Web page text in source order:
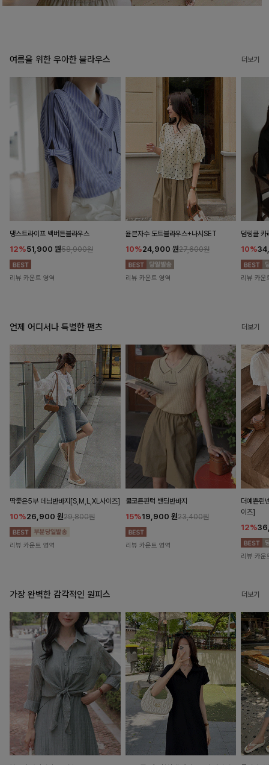
여름을 위한 우아한 블라우스 더보기
댕스트라이프 백버튼블라우스
12%51,900 원58,900원
리뷰 카운트 영역
율븐자수 도트블라우스+나시SET
10%24,900 원27,600원
리뷰 카운트 영역
덤링클 카
10%
리뷰 카운
언제 어디서나 특별한 팬츠 더보기
딱좋은5부 데님반바지[S,M,L,XL사이즈]
10%26,900 원29,800원
리뷰 카운트 영역
쿨코튼핀턱 밴딩반바지
15%19,900 원23,400원
리뷰 카운트 영역
더예쁜린
이즈]
12%
리뷰 카운
가장 완벽한 감각적인 원피스 더보기